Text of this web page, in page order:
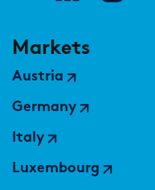
Markets
Austria
Germany
Italy
Luxembourg